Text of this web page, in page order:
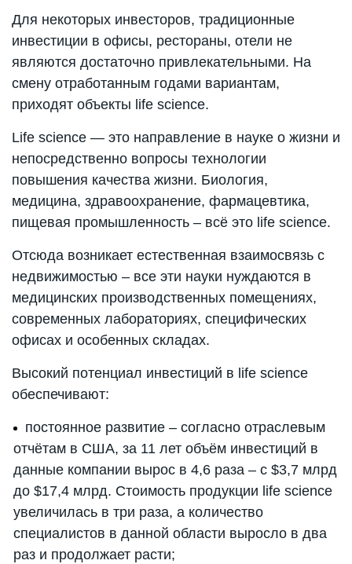
Для некоторых инвесторов, традиционные
инвестиции в офисы, рестораны, отели не
являются достаточно привлекательными. На
смену отработанным годами вариантам,
приходят объекты life science.
Life science — это направление в науке о жизни и
непосредственно вопросы технологии
повышения качества жизни. Биология,
медицина, здравоохранение, фармацевтика,
пищевая промышленность – всё это life science.
Отсюда возникает естественная взаимосвязь с
недвижимостью – все эти науки нуждаются в
медицинских производственных помещениях,
современных лабораториях, специфических
офисах и особенных складах.
Высокий потенциал инвестиций в life science
обеспечивают:
постоянное развитие – согласно отраслевым
отчётам в США, за 11 лет объём инвестиций в
данные компании вырос в 4,6 раза – с $3,7 млрд
до $17,4 млрд. Стоимость продукции life science
увеличилась в три раза, а количество
специалистов в данной области выросло в два
раз и продолжает расти;